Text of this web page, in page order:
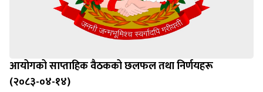
आयोगको साप्ताहिक वैठकको छलफल तथा निर्णयहरू
(२०८३-०४-१४)